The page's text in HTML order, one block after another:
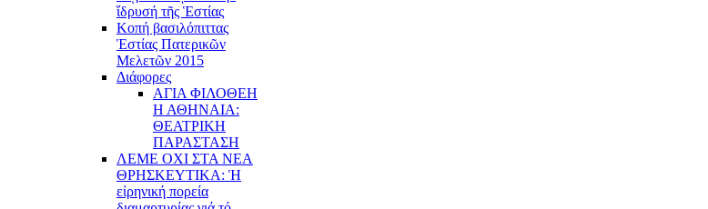
ἵδρυσή τῆς Ἑστίας
Κοπή βασιλόπιττας
Ἑστίας Πατερικῶν
Μελετῶν 2015
Διάφορες
ΑΓΙΑ ΦΙΛΟΘΕΗ
Η ΑΘΗΝΑΙΑ:
ΘΕΑΤΡΙΚΗ
ΠΑΡΑΣΤΑΣΗ
ΛΕΜΕ ΟΧΙ ΣΤΑ ΝΕΑ
ΘΡΗΣΚΕΥΤΙΚΑ: Ἡ
εἰρηνική πορεία